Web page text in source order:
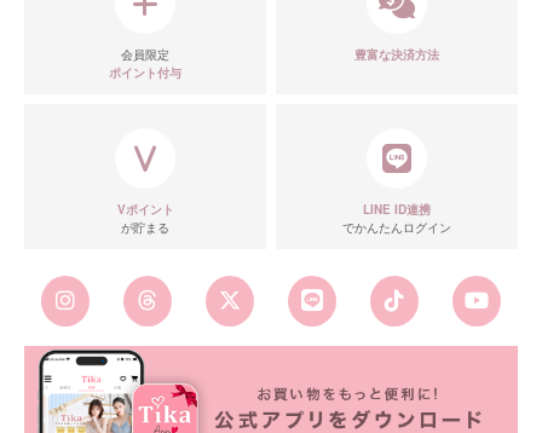
会員限定
ポイント付与
豊富な決済方法
Vポイント
が貯まる
LINE ID連携
でかんたんログイン